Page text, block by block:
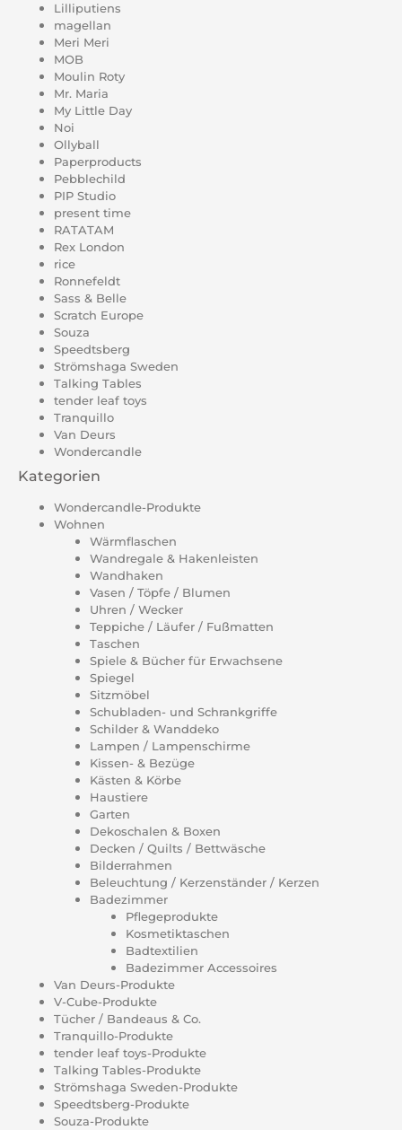
Lilliputiens
magellan
Meri Meri
MOB
Moulin Roty
Mr. Maria
My Little Day
Noi
Ollyball
Paperproducts
Pebblechild
PIP Studio
present time
RATATAM
Rex London
rice
Ronnefeldt
Sass & Belle
Scratch Europe
Souza
Speedtsberg
Strömshaga Sweden
Talking Tables
tender leaf toys
Tranquillo
Van Deurs
Wondercandle
Kategorien
Wondercandle-Produkte
Wohnen
Wärmflaschen
Wandregale & Hakenleisten
Wandhaken
Vasen / Töpfe / Blumen
Uhren / Wecker
Teppiche / Läufer / Fußmatten
Taschen
Spiele & Bücher für Erwachsene
Spiegel
Sitzmöbel
Schubladen- und Schrankgriffe
Schilder & Wanddeko
Lampen / Lampenschirme
Kissen- & Bezüge
Kästen & Körbe
Haustiere
Garten
Dekoschalen & Boxen
Decken / Quilts / Bettwäsche
Bilderrahmen
Beleuchtung / Kerzenständer / Kerzen
Badezimmer
Pflegeprodukte
Kosmetiktaschen
Badtextilien
Badezimmer Accessoires
Van Deurs-Produkte
V-Cube-Produkte
Tücher / Bandeaus & Co.
Tranquillo-Produkte
tender leaf toys-Produkte
Talking Tables-Produkte
Strömshaga Sweden-Produkte
Speedtsberg-Produkte
Souza-Produkte